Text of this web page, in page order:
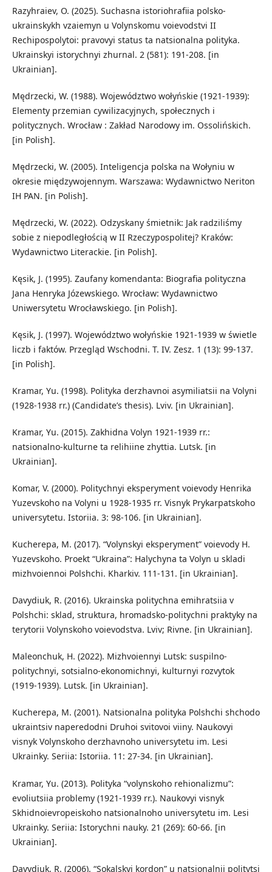
Razyhraiev, O. (2025). Suchasna istoriohrafiia polsko-
ukrainskykh vzaiemyn u Volynskomu voievodstvi II
Rechipospolytoi: pravovyi status ta natsionalna polityka.
Ukrainskyi istorychnyi zhurnal. 2 (581): 191-208. [in
Ukrainian].
Mędrzecki, W. (1988). Województwo wołyńskie (1921-1939):
Elementy przemian cywilizacyjnych, społecznych i
politycznych. Wrocław : Zakład Narodowy im. Ossolińskich.
[in Polish].
Mędrzecki, W. (2005). Inteligencja polska na Wołyniu w
okresie międzywojennym. Warszawa: Wydawnictwo Neriton
IH PAN. [in Polish].
Mędrzecki, W. (2022). Odzyskany śmietnik: Jak radziliśmy
sobie z niepodległością w II Rzeczypospolitej? Kraków:
Wydawnictwo Literackie. [in Polish].
Kęsik, J. (1995). Zaufany komendanta: Biografia polityczna
Jana Henryka Józewskiego. Wrocław: Wydawnictwo
Uniwersytetu Wrocławskiego. [in Polish].
Kęsik, J. (1997). Województwo wołyńskie 1921-1939 w świetle
liczb i faktów. Przegląd Wschodni. T. IV. Zesz. 1 (13): 99-137.
[in Polish].
Kramar, Yu. (1998). Polityka derzhavnoi asymiliatsii na Volyni
(1928-1938 rr.) (Candidate’s thesis). Lviv. [in Ukrainian].
Kramar, Yu. (2015). Zakhidna Volyn 1921-1939 rr.:
natsionalno-kulturne ta relihiine zhyttia. Lutsk. [in
Ukrainian].
Komar, V. (2000). Politychnyi eksperyment voievody Henrika
Yuzevskoho na Volyni u 1928-1935 rr. Visnyk Prykarpatskoho
universytetu. Istoriia. 3: 98-106. [in Ukrainian].
Kucherepa, M. (2017). “Volynskyi eksperyment” voievody H.
Yuzevskoho. Proekt “Ukraina”: Halychyna ta Volyn u skladi
mizhvoiennoi Polshchi. Kharkiv. 111-131. [in Ukrainian].
Davydiuk, R. (2016). Ukrainska politychna emihratsiia v
Polshchi: sklad, struktura, hromadsko-politychni praktyky na
terytorii Volynskoho voievodstva. Lviv; Rivne. [in Ukrainian].
Maleonchuk, H. (2022). Mizhvoiennyi Lutsk: suspilno-
politychnyi, sotsialno-ekonomichnyi, kulturnyi rozvytok
(1919-1939). Lutsk. [in Ukrainian].
Kucherepa, M. (2001). Natsionalna polityka Polshchi shchodo
ukraintsiv naperedodni Druhoi svitovoi viiny. Naukovyi
visnyk Volynskoho derzhavnoho universytetu im. Lesi
Ukrainky. Seriia: Istoriia. 11: 27-34. [in Ukrainian].
Kramar, Yu. (2013). Polityka “volynskoho rehionalizmu”:
evoliutsiia problemy (1921-1939 rr.). Naukovyi visnyk
Skhidnoievropeiskoho natsionalnoho universytetu im. Lesi
Ukrainky. Seriia: Istorychni nauky. 21 (269): 60-66. [in
Ukrainian].
Davydiuk, R. (2006). “Sokalskyi kordon” u natsionalnii politytsi